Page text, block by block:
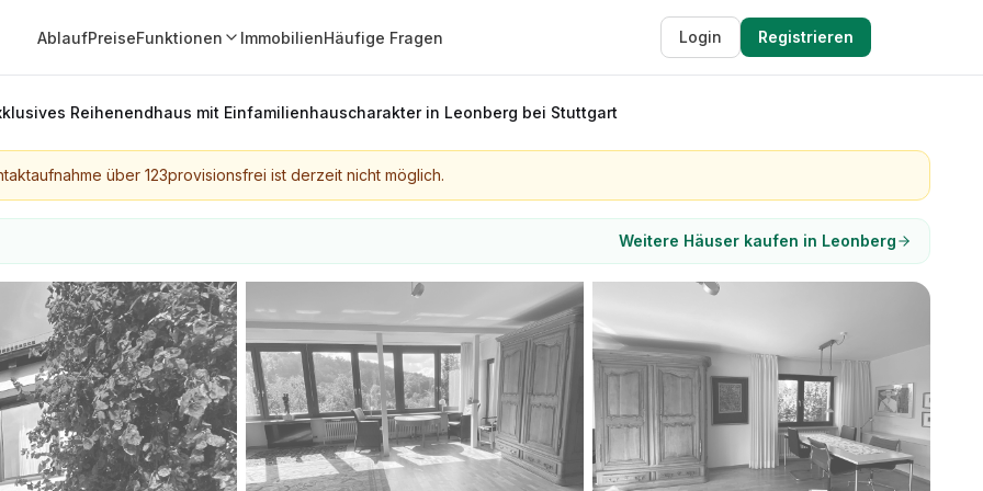
AblaufPreiseFunktionen ImmobilienHäufige Fragen Login Registrieren
Reihenendhaus mit Einfamilienhauscharakter in Leonberg bei Stuttgart
über 123provisionsfrei ist derzeit nicht möglich.
Weitere Häuser kaufen in Leonberg